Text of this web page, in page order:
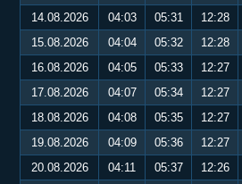
14.08.2026
04:03 05:31 12:28
15.08.2026
04:04 05:32 12:28
16.08.2026
04:05 05:33 12:27
17.08.2026
04:07 05:34 12:27
18.08.2026
04:08 05:35 12:27
19.08.2026
04:09 05:36 12:27
20.08.2026
04:11 05:37 12:26